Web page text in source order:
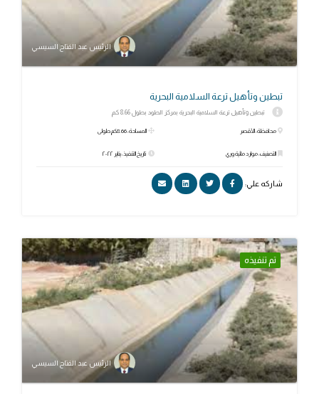
الرئيس عبد الفتاح السيسي
تبطين وتأهيل ترعة السلامية البحرية
تبطين وتأهيل ترعة السلامية البحرية بمركز الطود بطول 8.66 كم
محافظة: الأقصر
التصنيف: موارد مائية وري
المساحة: 8.66كم طولى
تاريخ التنفيذ: يناير ٢٠٢٢
شاركه علي:
تم تنفيذه
الرئيس عبد الفتاح السيسي